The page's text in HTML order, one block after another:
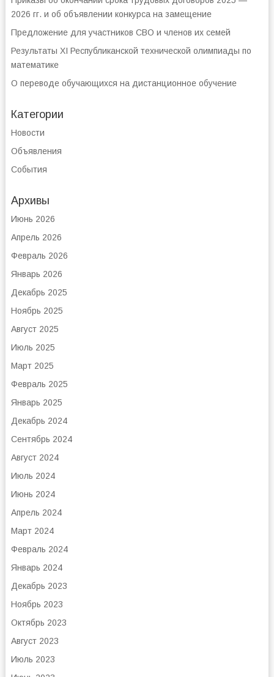
2026 гг. и об объявлении конкурса на замещение
Предложение для участников СВО и членов их семей
Результаты XI Республиканской технической олимпиады по
математике
О переводе обучающихся на дистанционное обучение
Категории
Новости
Объявления
События
Архивы
Июнь 2026
Апрель 2026
Февраль 2026
Январь 2026
Декабрь 2025
Ноябрь 2025
Август 2025
Июль 2025
Март 2025
Февраль 2025
Январь 2025
Декабрь 2024
Сентябрь 2024
Август 2024
Июль 2024
Июнь 2024
Апрель 2024
Март 2024
Февраль 2024
Январь 2024
Декабрь 2023
Ноябрь 2023
Октябрь 2023
Август 2023
Июль 2023